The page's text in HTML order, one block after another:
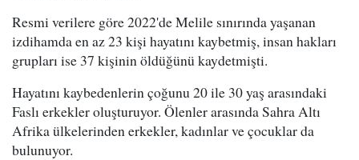
Resmi verilere göre 2022'de Melile sınırında yaşanan
izdihamda en az 23 kişi hayatını kaybetmiş, insan hakları
grupları ise 37 kişinin öldüğünü kaydetmişti.
Hayatını kaybedenlerin çoğunu 20 ile 30 yaş arasındaki
Faslı erkekler oluşturuyor. Ölenler arasında Sahra Altı
Afrika ülkelerinden erkekler, kadınlar ve çocuklar da
bulunuyor.